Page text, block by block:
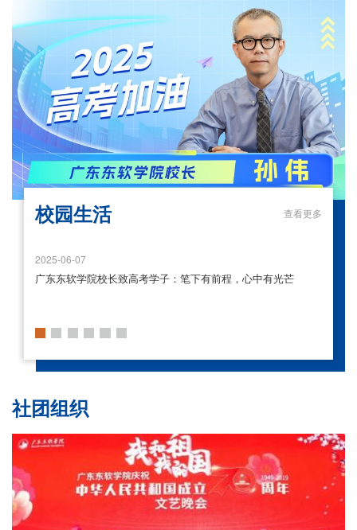
校园生活
2024-12-12
奔跑吧，青年！一二九火炬接力跑燃动校园
校园生活
2025-06-07
广东东软学院校长致高考学子：笔下有前程，心中有光芒
校园生活
《重生之我在图书馆抢座位》
校园生活
《期末周里有什么？》
校园生活
青春“语”你，冠军是TA！
校园生活
咔嚓！第二届全国职业规划大赛校赛完美收官！
校园生活
奔跑吧，青年！一二九火炬接力跑燃动校园
校园生活
广东东软学院校长致高考学子：笔下有前程，心中有光芒
社团组织